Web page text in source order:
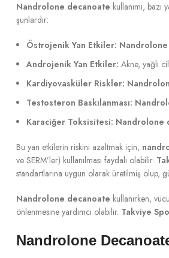
Nandrolone decanoate kullanımı,
şunlardır:
Östrojenik Yan Etkiler:
Androjenik Yan Etkiler: Akne, yağlı
Kardiyovasküler Riskler:
Testosteron Baskılanması:
Karaciğer Toksisitesi: Nandrolone
Bu yan etkilerin riskini azaltmak için,
ve SERM’ler) kullanılması faydalı olabilir.
standartlarına uygun olarak üretilmiş olup,
Nandrolone decanoate kullanırken,
önlenmesine yardımcı olabilir. Takviye
Nandrolone